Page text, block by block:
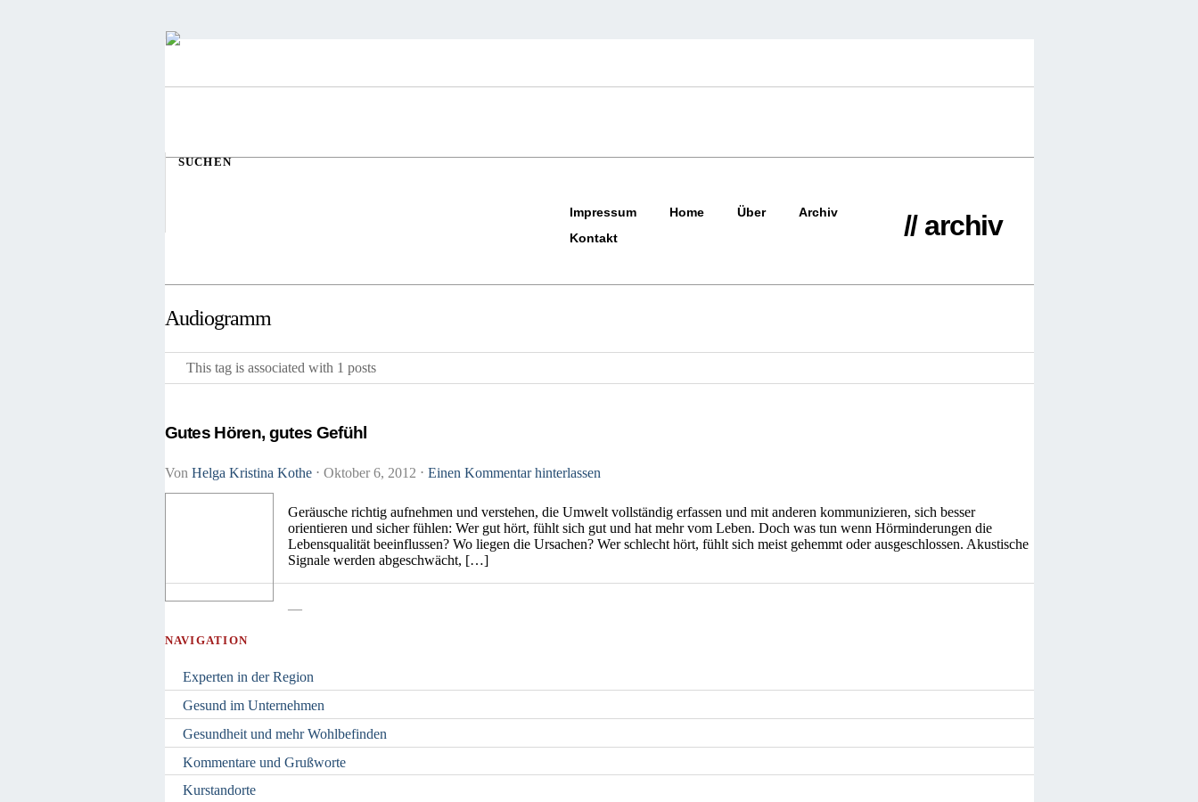
SUCHEN
Impressum Home Über
Archiv
Kontakt
// archiv
Audiogramm
This tag is associated with 1 posts
Gutes Hören, gutes Gefühl
Von Helga Kristina Kothe ⋅ Oktober 6, 2012 ⋅ Einen Kommentar hinterlassen
Geräusche richtig aufnehmen und verstehen, die Umwelt vollständig erfassen und mit anderen kommunizieren, sich besser
orientieren und sicher fühlen: Wer gut hört, fühlt sich gut und hat mehr vom Leben. Doch was tun wenn Hörminderungen die
Lebensqualität beeinflussen? Wo liegen die Ursachen? Wer schlecht hört, fühlt sich meist gehemmt oder ausgeschlossen. Akustische
Signale werden abgeschwächt, […]
—
NAVIGATION
Experten in der Region
Gesund im Unternehmen
Gesundheit und mehr Wohlbefinden
Kommentare und Grußworte
Kurstandorte